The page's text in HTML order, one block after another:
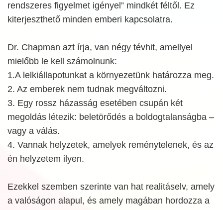
rendszeres figyelmet igényel” mindkét féltől. Ez
kiterjeszthető minden emberi kapcsolatra.
Dr. Chapman azt írja, van négy tévhit, amellyel
mielőbb le kell számolnunk:
1.A lelkiállapotunkat a környezetünk határozza meg.
2. Az emberek nem tudnak megváltozni.
3. Egy rossz házasság esetében csupán két
megoldás létezik: beletörődés a boldogtalanságba –
vagy a válás.
4. Vannak helyzetek, amelyek reménytelenek, és az
én helyzetem ilyen.
Ezekkel szemben szerinte van hat realitáselv, amely
a valóságon alapul, és amely magában hordozza a